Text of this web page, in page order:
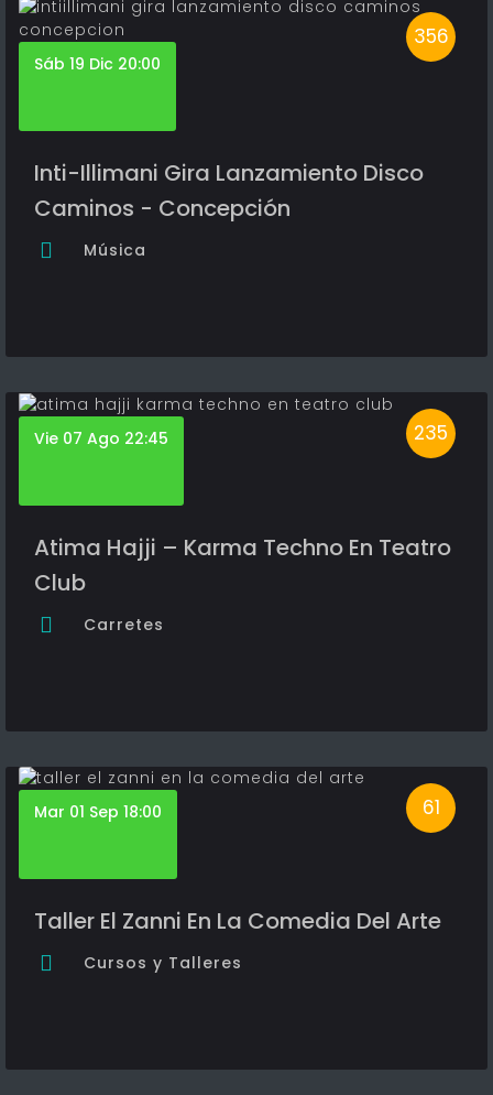
356
Sáb 19 Dic 20:00
Inti-Illimani Gira Lanzamiento Disco
Caminos - Concepción
Música
235
Vie 07 Ago 22:45
Atima Hajji – Karma Techno En Teatro
Club
Carretes
61
Mar 01 Sep 18:00
Taller El Zanni En La Comedia Del Arte
Cursos y Talleres